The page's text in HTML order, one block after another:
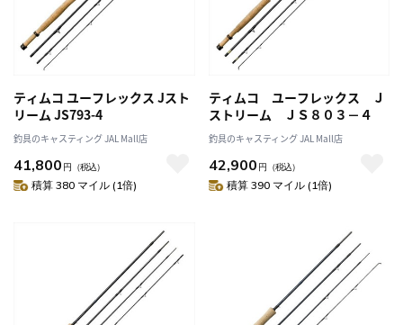
ティムコ ユーフレックス Jスト
リーム JS793-4
釣具のキャスティング JAL Mall店
41,800 円 （税込）
積算 380 マイル (1倍)
ティムコ ユーフレックス Ｊ
ストリーム ＪＳ８０３－４
釣具のキャスティング JAL Mall店
42,900 円 （税込）
積算 390 マイル (1倍)